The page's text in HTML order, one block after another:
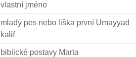
vlastní jméno
mladý pes nebo liška první Umayyad
kalif
biblické postavy Marta